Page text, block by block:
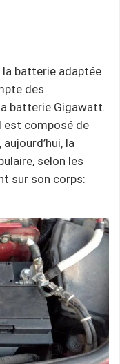
batterie adaptée
des
batterie Gigawatt.
est composé de
la
selon les
sur son corps: